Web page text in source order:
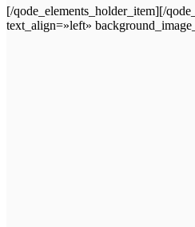
[/qode_elements_holder_item][/
text_align=»left»